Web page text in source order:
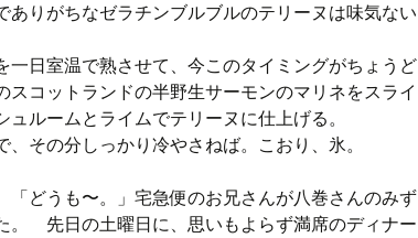
ありがちなゼラチンブルブルのテリーヌは味気ない
一日室温で熟させて、今このタイミングがちょうど
スコットランドの半野生サーモンのマリネをスライ
ルームとライムでテリーヌに仕上げる。
その分しっかり冷やさねば。こおり、氷。
「どうも〜。」宅急便のお兄さんが八巻さんのみず
。 先日の土曜日に、思いもよらず満席のディナー